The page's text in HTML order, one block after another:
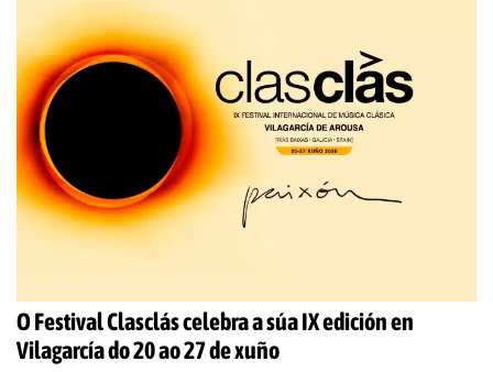
O Festival Clasclás celebra a súa IX edición en
Vilagarcía do 20 ao 27 de xuño